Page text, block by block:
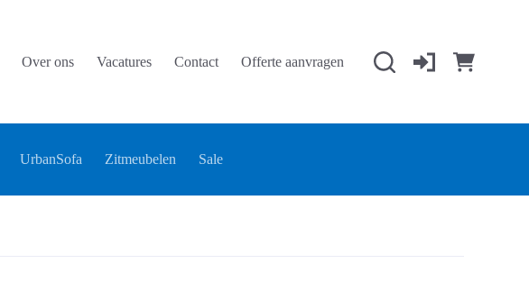
Over ons Vacatures Contact Offerte aanvragen
UrbanSofa Zitmeubelen Sale